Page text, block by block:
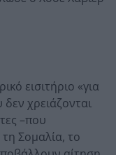
εισιτήριο «για
χρειάζονται
–που
Σομαλία, το